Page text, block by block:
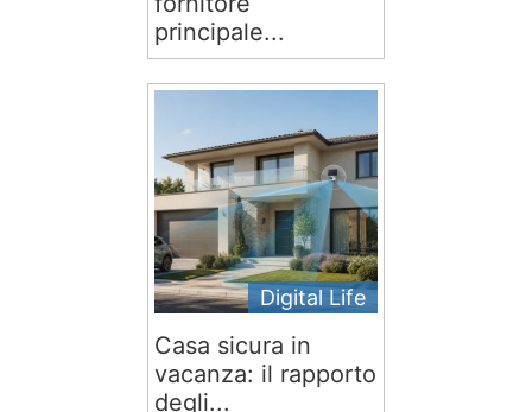
principale...
Digital Life
Casa sicura in
vacanza: il rapporto
degli...